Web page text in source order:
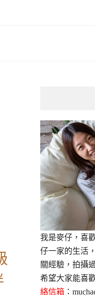
我是麥仔，喜
仔一家的生活
關經驗，拍攝
希望大家能喜
絡信箱：